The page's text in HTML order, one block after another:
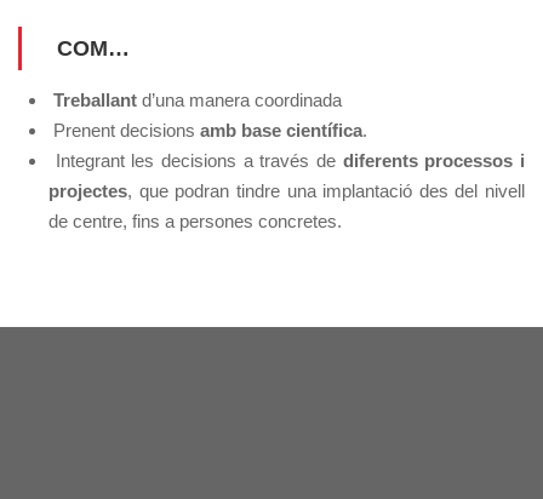
COM…
Treballant d’una manera coordinada
Prenent decisions amb base científica.
Integrant les decisions a través de diferents processos i
projectes, que podran tindre una implantació des del nivell
de centre, fins a persones concretes.